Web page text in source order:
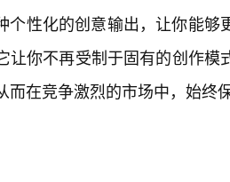
个性化的创意输出，让你能够
让你不再受制于固有的创作
而在竞争激烈的市场中，始终